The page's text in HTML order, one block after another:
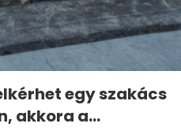
egy szakács
akkora a...